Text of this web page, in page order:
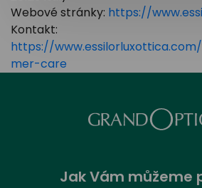
Webové stránky: https://
Kontakt:
https://
mer-care
Jak Vám můžeme